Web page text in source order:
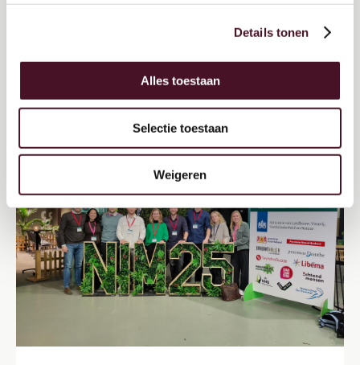
Details tonen
Alles toestaan
Selectie toestaan
Weigeren